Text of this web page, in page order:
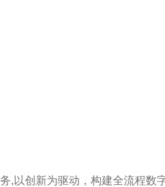
,以创新为驱动，构建全流程数